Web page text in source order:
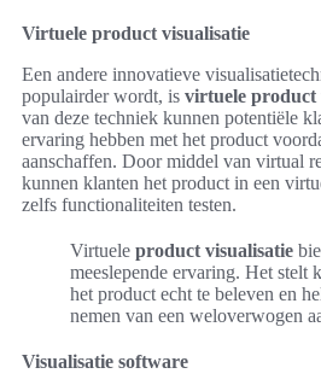
Virtuele product visualisatie
Een andere innovatieve
populairder wordt, is virtuele product
van deze techniek kunnen potentiële
ervaring hebben met het product
aanschaffen. Door middel van virtual
kunnen klanten het product in een
zelfs functionaliteiten testen.
Virtuele product visualisatie
meeslepende ervaring. Het stelt
het product echt te beleven en
nemen van een weloverwogen
Visualisatie software